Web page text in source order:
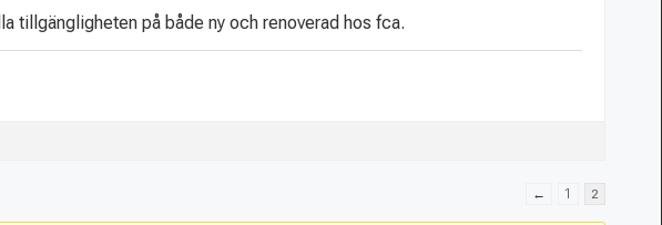
tillgängligheten på både ny och renoverad hos fca.
← 1 2